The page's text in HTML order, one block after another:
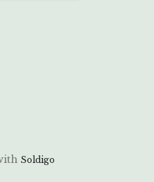
Soldigo